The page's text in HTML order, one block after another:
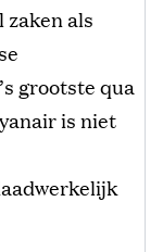
zaken als
grootste qua
is niet